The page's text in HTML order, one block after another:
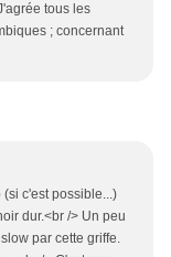
tous les
; concernant
c'est possible...)
dur.<br /> Un peu
par cette griffe.